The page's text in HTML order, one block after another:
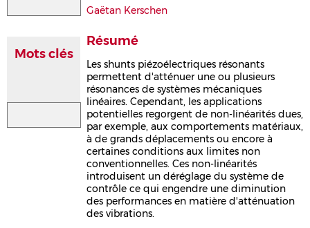
Gaëtan Kerschen
Résumé
Les shunts piézoélectriques résonants
permettent d'atténuer une ou plusieurs
résonances de systèmes mécaniques
linéaires. Cependant, les applications
potentielles regorgent de non-linéarités dues,
par exemple, aux comportements matériaux,
à de grands déplacements ou encore à
certaines conditions aux limites non
conventionnelles. Ces non-linéarités
introduisent un déréglage du système de
contrôle ce qui engendre une diminution
des performances en matière d'atténuation
des vibrations.
Mots clés